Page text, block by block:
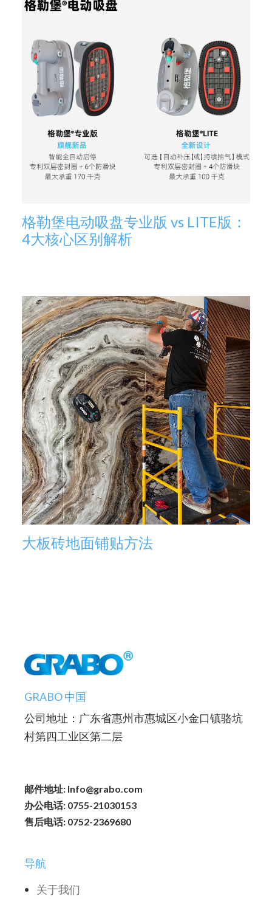
格勒堡电动吸盘专业版 vs LITE版：
4大核心区别解析
大板砖地面铺贴方法
GRABO 中国
公司地址：广东省惠州市惠城区小金口镇骆坑
村第四工业区第二层
邮件地址: Info@grabo.com
办公电话: 0755-21030153
售后电话: 0752-2369680
导航
关于我们